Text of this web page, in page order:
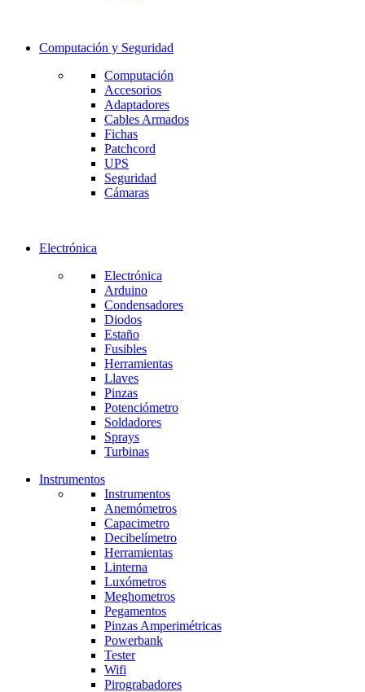
Computación y Seguridad
Computación
Accesorios
Adaptadores
Cables Armados
Fichas
Patchcord
UPS
Seguridad
Cámaras
Electrónica
Electrónica
Arduino
Condensadores
Diodos
Estaño
Fusibles
Herramientas
Llaves
Pinzas
Potenciómetro
Soldadores
Sprays
Turbinas
Instrumentos
Instrumentos
Anemómetros
Capacimetro
Decibelímetro
Herramientas
Linterna
Luxómetros
Meghometros
Pegamentos
Pinzas Amperimétricas
Powerbank
Tester
Wifi
Pirograbadores